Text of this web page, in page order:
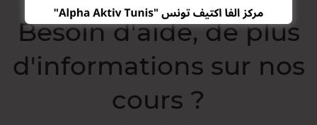
Besoin d'aide, de plus
d'informations sur nos
cours ?